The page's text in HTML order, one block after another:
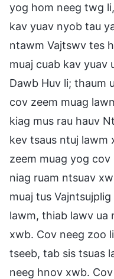
yog hom neeg twg
kav yuav nyob tau
ntawm Vajtswv tes
muaj cuab kav yuav
Dawb Huv li; thaum
cov zeem muag
kiag mus rau hauv
kev tsaus ntuj lawm
zeem muag yog cov
niag ruam ntsuav
muaj tus
lawm, thiab lawv ua
xwb. Cov neeg zoo
tseeb, tab sis tsuas
neeg hnov xwb.